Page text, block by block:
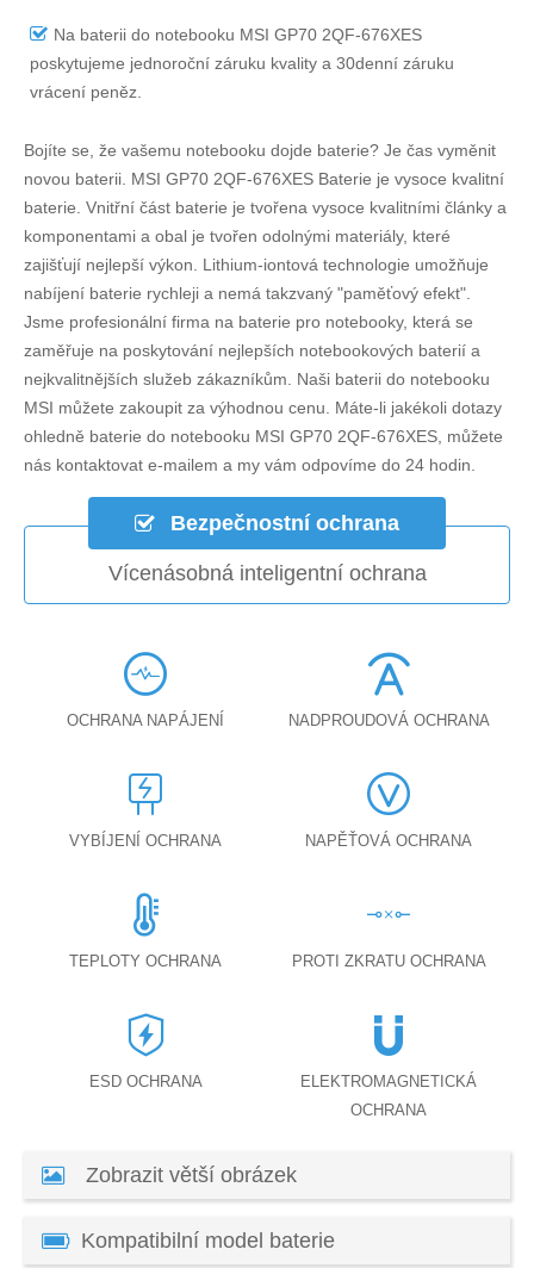
Na baterii do notebooku MSI GP70 2QF-676XES
poskytujeme jednoroční záruku kvality a 30denní záruku
vrácení peněz.
Bojíte se, že vašemu notebooku dojde baterie? Je čas vyměnit
novou baterii. MSI GP70 2QF-676XES Baterie je vysoce kvalitní
baterie. Vnitřní část baterie je tvořena vysoce kvalitními články a
komponentami a obal je tvořen odolnými materiály, které
zajišťují nejlepší výkon. Lithium-iontová technologie umožňuje
nabíjení baterie rychleji a nemá takzvaný "paměťový efekt".
Jsme profesionální firma na baterie pro notebooky, která se
zaměřuje na poskytování nejlepších notebookových baterií a
nejkvalitnějších služeb zákazníkům. Naši baterii do notebooku
MSI můžete zakoupit za výhodnou cenu. Máte-li jakékoli dotazy
ohledně baterie do notebooku MSI GP70 2QF-676XES, můžete
nás kontaktovat e-mailem a my vám odpovíme do 24 hodin.
Bezpečnostní ochrana
Vícenásobná inteligentní ochrana
OCHRANA NAPÁJENÍ NADPROUDOVÁ OCHRANA
VYBÍJENÍ OCHRANA NAPĚŤOVÁ OCHRANA
TEPLOTY OCHRANA PROTI ZKRATU OCHRANA
ESD OCHRANA
ELEKTROMAGNETICKÁ
OCHRANA
Zobrazit větší obrázek
Kompatibilní model baterie